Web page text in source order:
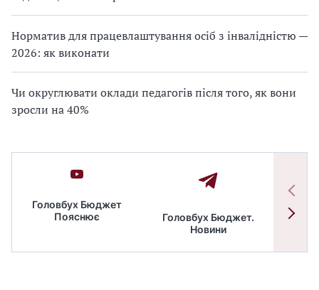
Норматив для працевлаштування осіб з інвалідністю —
2026: як виконати
Чи округлювати оклади педагогів після того, як вони
зросли на 40%
Головбух Бюджет
Пояснює
Головбух Бюджет.
Новини